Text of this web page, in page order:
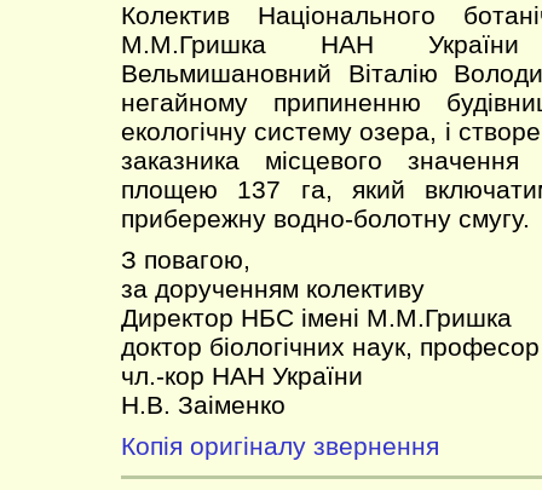
Колектив Національного
М.М.Гришка НАН
Вельмишановний Віталію
негайному припиненню
екологічну систему озера, і
заказника місцевого
площею 137 га, який
прибережну водно-болотну смугу.
З повагою,
за дорученням колективу
Директор НБС імені М.М.Гришка
доктор біологічних наук, професор
чл.-кор НАН України
Н.В. Заіменко
Копія оригіналу звернення